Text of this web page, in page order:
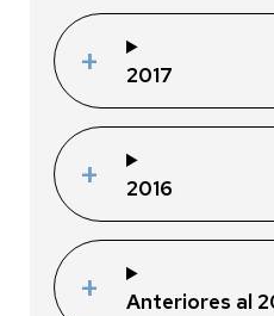
2017
2016
Anteriores al